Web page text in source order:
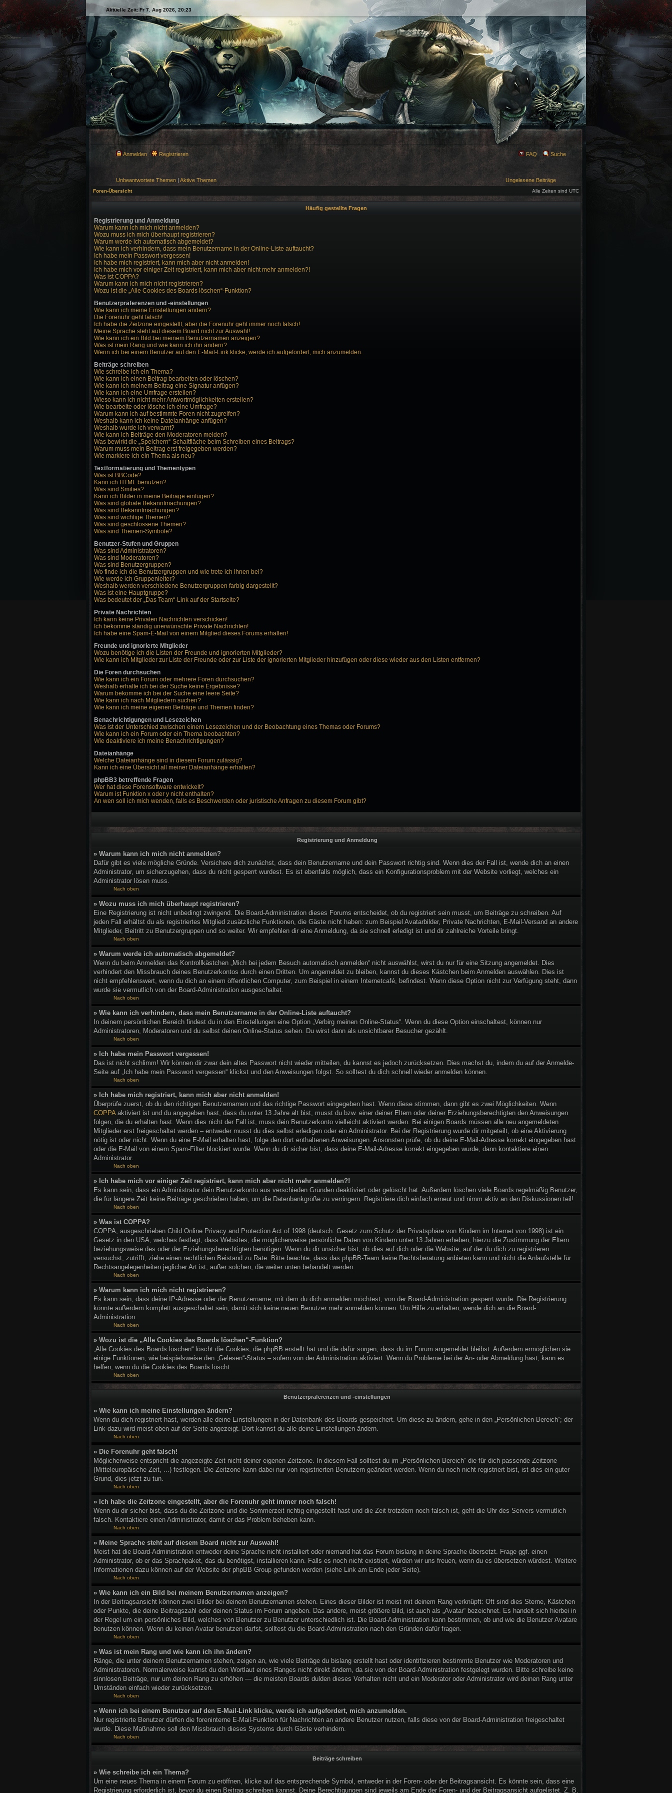
Aktuelle Zeit: Fr 7. Aug 2026, 20:23
Anmelden Registrieren FAQ Suche
Unbeantwortete Themen | Aktive Themen Ungelesene Beiträge
Foren-Übersicht Alle Zeiten sind UTC
Häufig gestellte Fragen
Registrierung und Anmeldung
Warum kann ich mich nicht anmelden?
Wozu muss ich mich überhaupt registrieren?
Warum werde ich automatisch abgemeldet?
Wie kann ich verhindern, dass mein Benutzername in der Online-Liste auftaucht?
Ich habe mein Passwort vergessen!
Ich habe mich registriert, kann mich aber nicht anmelden!
Ich habe mich vor einiger Zeit registriert, kann mich aber nicht mehr anmelden?!
Was ist COPPA?
Warum kann ich mich nicht registrieren?
Wozu ist die „Alle Cookies des Boards löschen“-Funktion?
Benutzerpräferenzen und -einstellungen
Wie kann ich meine Einstellungen ändern?
Die Forenuhr geht falsch!
Ich habe die Zeitzone eingestellt, aber die Forenuhr geht immer noch falsch!
Meine Sprache steht auf diesem Board nicht zur Auswahl!
Wie kann ich ein Bild bei meinem Benutzernamen anzeigen?
Was ist mein Rang und wie kann ich ihn ändern?
Wenn ich bei einem Benutzer auf den E-Mail-Link klicke, werde ich aufgefordert, mich anzumelden.
Beiträge schreiben
Wie schreibe ich ein Thema?
Wie kann ich einen Beitrag bearbeiten oder löschen?
Wie kann ich meinem Beitrag eine Signatur anfügen?
Wie kann ich eine Umfrage erstellen?
Wieso kann ich nicht mehr Antwortmöglichkeiten erstellen?
Wie bearbeite oder lösche ich eine Umfrage?
Warum kann ich auf bestimmte Foren nicht zugreifen?
Weshalb kann ich keine Dateianhänge anfügen?
Weshalb wurde ich verwarnt?
Wie kann ich Beiträge den Moderatoren melden?
Was bewirkt die „Speichern“-Schaltfläche beim Schreiben eines Beitrags?
Warum muss mein Beitrag erst freigegeben werden?
Wie markiere ich ein Thema als neu?
Textformatierung und Thementypen
Was ist BBCode?
Kann ich HTML benutzen?
Was sind Smilies?
Kann ich Bilder in meine Beiträge einfügen?
Was sind globale Bekanntmachungen?
Was sind Bekanntmachungen?
Was sind wichtige Themen?
Was sind geschlossene Themen?
Was sind Themen-Symbole?
Benutzer-Stufen und Gruppen
Was sind Administratoren?
Was sind Moderatoren?
Was sind Benutzergruppen?
Wo finde ich die Benutzergruppen und wie trete ich ihnen bei?
Wie werde ich Gruppenleiter?
Weshalb werden verschiedene Benutzergruppen farbig dargestellt?
Was ist eine Hauptgruppe?
Was bedeutet der „Das Team“-Link auf der Startseite?
Private Nachrichten
Ich kann keine Privaten Nachrichten verschicken!
Ich bekomme ständig unerwünschte Private Nachrichten!
Ich habe eine Spam-E-Mail von einem Mitglied dieses Forums erhalten!
Freunde und ignorierte Mitglieder
Wozu benötige ich die Listen der Freunde und ignorierten Mitglieder?
Wie kann ich Mitglieder zur Liste der Freunde oder zur Liste der ignorierten Mitglieder hinzufügen oder diese wieder aus den Listen entfernen?
Die Foren durchsuchen
Wie kann ich ein Forum oder mehrere Foren durchsuchen?
Weshalb erhalte ich bei der Suche keine Ergebnisse?
Warum bekomme ich bei der Suche eine leere Seite?
Wie kann ich nach Mitgliedern suchen?
Wie kann ich meine eigenen Beiträge und Themen finden?
Benachrichtigungen und Lesezeichen
Was ist der Unterschied zwischen einem Lesezeichen und der Beobachtung eines Themas oder Forums?
Wie kann ich ein Forum oder ein Thema beobachten?
Wie deaktiviere ich meine Benachrichtigungen?
Dateianhänge
Welche Dateianhänge sind in diesem Forum zulässig?
Kann ich eine Übersicht all meiner Dateianhänge erhalten?
phpBB3 betreffende Fragen
Wer hat diese Forensoftware entwickelt?
Warum ist Funktion x oder y nicht enthalten?
An wen soll ich mich wenden, falls es Beschwerden oder juristische Anfragen zu diesem Forum gibt?
Registrierung und Anmeldung
» Warum kann ich mich nicht anmelden?
Dafür gibt es viele mögliche Gründe. Versichere dich zunächst, dass dein Benutzername und dein Passwort richtig sind. Wenn dies der Fall ist, wende dich an einen
Administrator, um sicherzugehen, dass du nicht gesperrt wurdest. Es ist ebenfalls möglich, dass ein Konfigurationsproblem mit der Website vorliegt, welches ein
Administrator lösen muss.
Nach oben
» Wozu muss ich mich überhaupt registrieren?
Eine Registrierung ist nicht unbedingt zwingend. Die Board-Administration dieses Forums entscheidet, ob du registriert sein musst, um Beiträge zu schreiben. Auf
jeden Fall erhältst du als registriertes Mitglied zusätzliche Funktionen, die Gäste nicht haben: zum Beispiel Avatarbilder, Private Nachrichten, E-Mail-Versand an andere
Mitglieder, Beitritt zu Benutzergruppen und so weiter. Wir empfehlen dir eine Anmeldung, da sie schnell erledigt ist und dir zahlreiche Vorteile bringt.
Nach oben
» Warum werde ich automatisch abgemeldet?
Wenn du beim Anmelden das Kontrollkästchen „Mich bei jedem Besuch automatisch anmelden“ nicht auswählst, wirst du nur für eine Sitzung angemeldet. Dies
verhindert den Missbrauch deines Benutzerkontos durch einen Dritten. Um angemeldet zu bleiben, kannst du dieses Kästchen beim Anmelden auswählen. Dies ist
nicht empfehlenswert, wenn du dich an einem öffentlichen Computer, zum Beispiel in einem Internetcafé, befindest. Wenn diese Option nicht zur Verfügung steht, dann
wurde sie vermutlich von der Board-Administration ausgeschaltet.
Nach oben
» Wie kann ich verhindern, dass mein Benutzername in der Online-Liste auftaucht?
In deinem persönlichen Bereich findest du in den Einstellungen eine Option „Verbirg meinen Online-Status“. Wenn du diese Option einschaltest, können nur
Administratoren, Moderatoren und du selbst deinen Online-Status sehen. Du wirst dann als unsichtbarer Besucher gezählt.
Nach oben
» Ich habe mein Passwort vergessen!
Das ist nicht schlimm! Wir können dir zwar dein altes Passwort nicht wieder mitteilen, du kannst es jedoch zurücksetzen. Dies machst du, indem du auf der Anmelde-
Seite auf „Ich habe mein Passwort vergessen“ klickst und den Anweisungen folgst. So solltest du dich schnell wieder anmelden können.
Nach oben
» Ich habe mich registriert, kann mich aber nicht anmelden!
Überprüfe zuerst, ob du den richtigen Benutzernamen und das richtige Passwort eingegeben hast. Wenn diese stimmen, dann gibt es zwei Möglichkeiten. Wenn
COPPAaktiviert ist und du angegeben hast, dass du unter 13 Jahre alt bist, musst du bzw. einer deiner Eltern oder deiner Erziehungsberechtigten den Anweisungen
folgen, die du erhalten hast. Wenn dies nicht der Fall ist, muss dein Benutzerkonto vielleicht aktiviert werden. Bei einigen Boards müssen alle neu angemeldeten
Mitglieder erst freigeschaltet werden – entweder musst du dies selbst erledigen oder ein Administrator. Bei der Registrierung wurde dir mitgeteilt, ob eine Aktivierung
nötig ist oder nicht. Wenn du eine E-Mail erhalten hast, folge den dort enthaltenen Anweisungen. Ansonsten prüfe, ob du deine E-Mail-Adresse korrekt eingegeben hast
oder die E-Mail von einem Spam-Filter blockiert wurde. Wenn du dir sicher bist, dass deine E-Mail-Adresse korrekt eingegeben wurde, dann kontaktiere einen
Administrator.
Nach oben
» Ich habe mich vor einiger Zeit registriert, kann mich aber nicht mehr anmelden?!
Es kann sein, dass ein Administrator dein Benutzerkonto aus verschieden Gründen deaktiviert oder gelöscht hat. Außerdem löschen viele Boards regelmäßig Benutzer,
die für längere Zeit keine Beiträge geschrieben haben, um die Datenbankgröße zu verringern. Registriere dich einfach erneut und nimm aktiv an den Diskussionen teil!
Nach oben
» Was ist COPPA?
COPPA, ausgeschrieben Child Online Privacy and Protection Act of 1998 (deutsch: Gesetz zum Schutz der Privatsphäre von Kindern im Internet von 1998) ist ein
Gesetz in den USA, welches festlegt, dass Websites, die möglicherweise persönliche Daten von Kindern unter 13 Jahren erheben, hierzu die Zustimmung der Eltern
beziehungsweise des oder der Erziehungsberechtigten benötigen. Wenn du dir unsicher bist, ob dies auf dich oder die Website, auf der du dich zu registrieren
versuchst, zutrifft, ziehe einen rechtlichen Beistand zu Rate. Bitte beachte, dass das phpBB-Team keine Rechtsberatung anbieten kann und nicht die Anlaufstelle für
Rechtsangelegenheiten jeglicher Art ist; außer solchen, die weiter unten behandelt werden.
Nach oben
» Warum kann ich mich nicht registrieren?
Es kann sein, dass deine IP-Adresse oder der Benutzername, mit dem du dich anmelden möchtest, von der Board-Administration gesperrt wurde. Die Registrierung
könnte außerdem komplett ausgeschaltet sein, damit sich keine neuen Benutzer mehr anmelden können. Um Hilfe zu erhalten, wende dich an die Board-
Administration.
Nach oben
» Wozu ist die „Alle Cookies des Boards löschen“-Funktion?
„Alle Cookies des Boards löschen“ löscht die Cookies, die phpBB erstellt hat und die dafür sorgen, dass du im Forum angemeldet bleibst. Außerdem ermöglichen sie
einige Funktionen, wie beispielsweise den „Gelesen“-Status – sofern von der Administration aktiviert. Wenn du Probleme bei der An- oder Abmeldung hast, kann es
helfen, wenn du die Cookies des Boards löscht.
Nach oben
Benutzerpräferenzen und -einstellungen
» Wie kann ich meine Einstellungen ändern?
Wenn du dich registriert hast, werden alle deine Einstellungen in der Datenbank des Boards gespeichert. Um diese zu ändern, gehe in den „Persönlichen Bereich“; der
Link dazu wird meist oben auf der Seite angezeigt. Dort kannst du alle deine Einstellungen ändern.
Nach oben
» Die Forenuhr geht falsch!
Möglicherweise entspricht die angezeigte Zeit nicht deiner eigenen Zeitzone. In diesem Fall solltest du im „Persönlichen Bereich“ die für dich passende Zeitzone
(Mitteleuropäische Zeit, ...) festlegen. Die Zeitzone kann dabei nur von registrierten Benutzern geändert werden. Wenn du noch nicht registriert bist, ist dies ein guter
Grund, dies jetzt zu tun.
Nach oben
» Ich habe die Zeitzone eingestellt, aber die Forenuhr geht immer noch falsch!
Wenn du dir sicher bist, dass du die Zeitzone und die Sommerzeit richtig eingestellt hast und die Zeit trotzdem noch falsch ist, geht die Uhr des Servers vermutlich
falsch. Kontaktiere einen Administrator, damit er das Problem beheben kann.
Nach oben
» Meine Sprache steht auf diesem Board nicht zur Auswahl!
Meist hat die Board-Administration entweder deine Sprache nicht installiert oder niemand hat das Forum bislang in deine Sprache übersetzt. Frage ggf. einen
Administrator, ob er das Sprachpaket, das du benötigst, installieren kann. Falls es noch nicht existiert, würden wir uns freuen, wenn du es übersetzen würdest. Weitere
Informationen dazu können auf der Website der phpBB Group gefunden werden (siehe Link am Ende jeder Seite).
Nach oben
» Wie kann ich ein Bild bei meinem Benutzernamen anzeigen?
In der Beitragsansicht können zwei Bilder bei deinem Benutzernamen stehen. Eines dieser Bilder ist meist mit deinem Rang verknüpft: Oft sind dies Sterne, Kästchen
oder Punkte, die deine Beitragszahl oder deinen Status im Forum angeben. Das andere, meist größere Bild, ist auch als „Avatar“ bezeichnet. Es handelt sich hierbei in
der Regel um ein persönliches Bild, welches von Benutzer zu Benutzer unterschiedlich ist. Die Board-Administration kann bestimmen, ob und wie die Benutzer Avatare
benutzen können. Wenn du keinen Avatar benutzen darfst, solltest du die Board-Administration nach den Gründen dafür fragen.
Nach oben
» Was ist mein Rang und wie kann ich ihn ändern?
Ränge, die unter deinem Benutzernamen stehen, zeigen an, wie viele Beiträge du bislang erstellt hast oder identifizieren bestimmte Benutzer wie Moderatoren und
Administratoren. Normalerweise kannst du den Wortlaut eines Ranges nicht direkt ändern, da sie von der Board-Administration festgelegt wurden. Bitte schreibe keine
sinnlosen Beiträge, nur um deinen Rang zu erhöhen — die meisten Boards dulden dieses Verhalten nicht und ein Moderator oder Administrator wird deinen Rang unter
Umständen einfach wieder zurücksetzen.
Nach oben
» Wenn ich bei einem Benutzer auf den E-Mail-Link klicke, werde ich aufgefordert, mich anzumelden.
Nur registrierte Benutzer dürfen die foreninterne E-Mail-Funktion für Nachrichten an andere Benutzer nutzen, falls diese von der Board-Administration freigeschaltet
wurde. Diese Maßnahme soll den Missbrauch dieses Systems durch Gäste verhindern.
Nach oben
Beiträge schreiben
» Wie schreibe ich ein Thema?
Um eine neues Thema in einem Forum zu eröffnen, klicke auf das entsprechende Symbol, entweder in der Foren- oder der Beitragsansicht. Es könnte sein, dass eine
Registrierung erforderlich ist, bevor du einen Beitrag schreiben kannst. Deine Berechtigungen sind jeweils am Ende der Foren- und der Beitragsansicht aufgelistet. Z. B.